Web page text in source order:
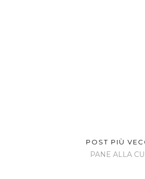
POST PIÙ
PANE ALLA